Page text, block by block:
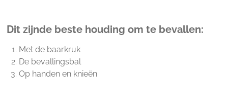
Dit zijnde beste houding om te bevallen:
Met de baarkruk
De bevallingsbal
Op handen en knieën